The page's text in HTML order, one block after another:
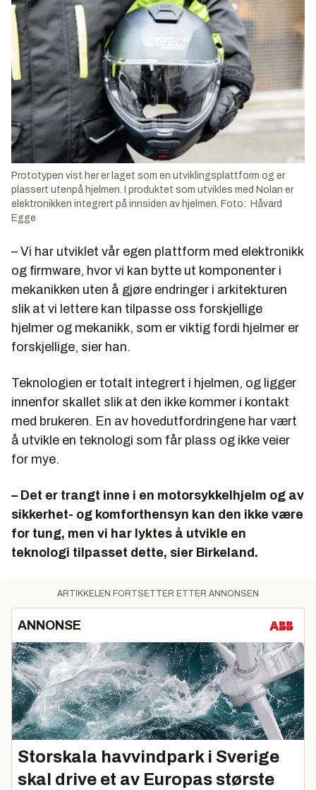
Prototypen vist her er laget som en utviklingsplattform og er
plassert utenpå hjelmen. I produktet som utvikles med Nolan er
elektronikken integrert på innsiden av hjelmen. Foto: Håvard
Egge
– Vi har utviklet vår egen plattform med elektronikk
og firmware, hvor vi kan bytte ut komponenter i
mekanikken uten å gjøre endringer i arkitekturen
slik at vi lettere kan tilpasse oss forskjellige
hjelmer og mekanikk, som er viktig fordi hjelmer er
forskjellige, sier han.
Teknologien er totalt integrert i hjelmen, og ligger
innenfor skallet slik at den ikke kommer i kontakt
med brukeren. En av hovedutfordringene har vært
å utvikle en teknologi som får plass og ikke veier
for mye.
– Det er trangt inne i en motorsykkelhjelm og av
sikkerhet- og komforthensyn kan den ikke være
for tung, men vi har lyktes å utvikle en
teknologi tilpasset dette, sier Birkeland.
ARTIKKELEN FORTSETTER ETTER ANNONSEN
ANNONSE
Storskala havvindpark i Sverige
skal drive et av Europas største